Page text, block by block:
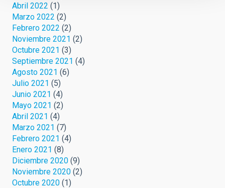
Abril 2022 (1)
Marzo 2022 (2)
Febrero 2022 (2)
Noviembre 2021 (2)
Octubre 2021 (3)
Septiembre 2021 (4)
Agosto 2021 (6)
Julio 2021 (5)
Junio 2021 (4)
Mayo 2021 (2)
Abril 2021 (4)
Marzo 2021 (7)
Febrero 2021 (4)
Enero 2021 (8)
Diciembre 2020 (9)
Noviembre 2020 (2)
Octubre 2020 (1)